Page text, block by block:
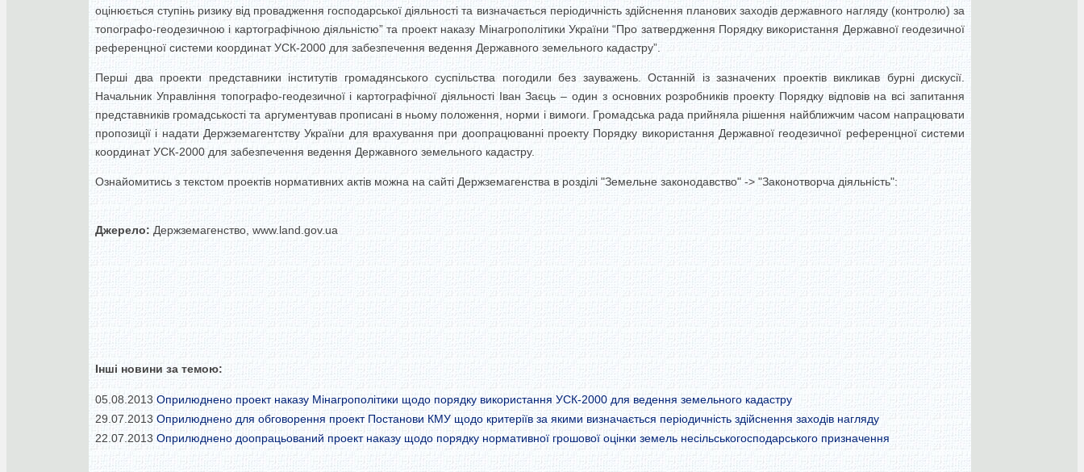
оцінюється ступінь ризику від провадження господарської діяльності та визначається періодичність здійснення планових заходів державного нагляду (контролю) за
топографо-геодезичною і картографічною діяльністю” та проект наказу Мінагрополітики України “Про затвердження Порядку використання Державної геодезичної
референцної системи координат УСК-2000 для забезпечення ведення Державного земельного кадастру”.
Перші два проекти представники інститутів громадянського суспільства погодили без зауважень. Останній із зазначених проектів викликав бурні дискусії.
Начальник Управління топографо-геодезичної і картографічної діяльності Іван Заєць – один з основних розробників проекту Порядку відповів на всі запитання
представників громадськості та аргументував прописані в ньому положення, норми і вимоги. Громадська рада прийняла рішення найближчим часом напрацювати
пропозиції і надати Держземагентству України для врахування при доопрацюванні проекту Порядку використання Державної геодезичної референцної системи
координат УСК-2000 для забезпечення ведення Державного земельного кадастру.
Ознайомитись з текстом проектів нормативних актів можна на сайті Держземагенства в розділі "Земельне законодавство" -> "Законотворча діяльність":
Джерело: Держземагенство, www.land.gov.ua
Інші новини за темою:
05.08.2013 Оприлюднено проект наказу Мінагрополітики щодо порядку використання УСК-2000 для ведення земельного кадастру
29.07.2013 Оприлюднено для обговорення проект Постанови КМУ щодо критеріїв за якими визначається періодичність здійснення заходів нагляду
22.07.2013 Оприлюднено доопрацьований проект наказу щодо порядку нормативної грошової оцінки земель несільськогосподарського призначення